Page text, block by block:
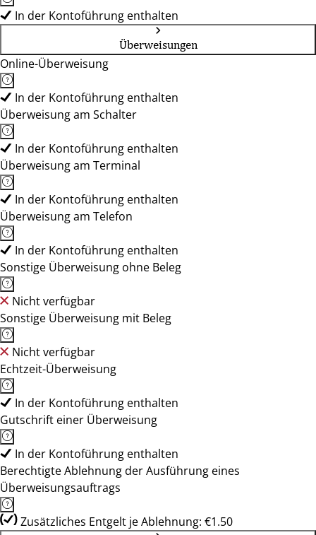
In der Kontoführung enthalten
Überweisungen
Online-Überweisung
In der Kontoführung enthalten
Überweisung am Schalter
In der Kontoführung enthalten
Überweisung am Terminal
In der Kontoführung enthalten
Überweisung am Telefon
In der Kontoführung enthalten
Sonstige Überweisung ohne Beleg
Nicht verfügbar
Sonstige Überweisung mit Beleg
Nicht verfügbar
Echtzeit-Überweisung
In der Kontoführung enthalten
Gutschrift einer Überweisung
In der Kontoführung enthalten
Berechtigte Ablehnung der Ausführung eines
Überweisungsauftrags
Zusätzliches Entgelt je Ablehnung: €1.50